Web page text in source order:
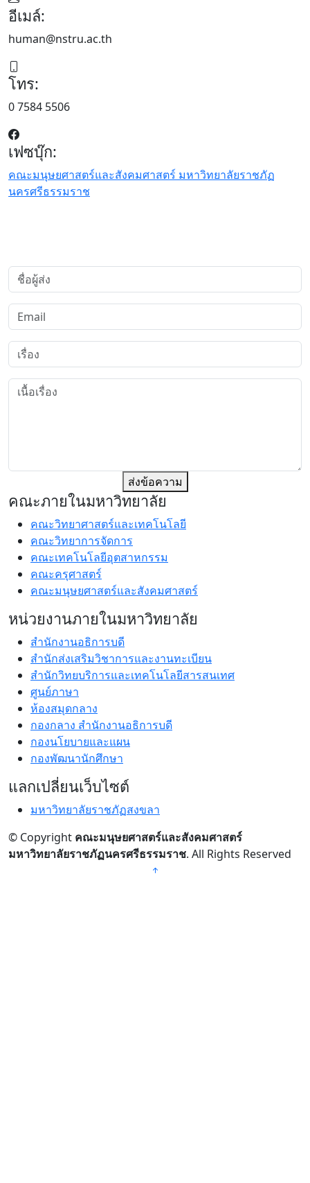
อีเมล์:
human@nstru.ac.th
โทร:
0 7584 5506
เฟซบุ๊ก:
คณะมนุษยศาสตร์และสังคมศาสตร์ มหาวิทยาลัยราชภัฏ
นครศรีธรรมราช
ส่งข้อความ
คณะภายในมหาวิทยาลัย
คณะวิทยาศาสตร์และเทคโนโลยี
คณะวิทยาการจัดการ
คณะเทคโนโลยีอุตสาหกรรม
คณะครุศาสตร์
คณะมนุษยศาสตร์และสังคมศาสตร์
หน่วยงานภายในมหาวิทยาลัย
สำนักงานอธิการบดี
สำนักส่งเสริมวิชาการและงานทะเบียน
สำนักวิทยบริการและเทคโนโลยีสารสนเทศ
ศูนย์ภาษา
ห้องสมุดกลาง
กองกลาง สำนักงานอธิการบดี
กองนโยบายและแผน
กองพัฒนานักศึกษา
แลกเปลี่ยนเว็บไซต์
มหาวิทยาลัยราชภัฏสงขลา
© Copyright คณะมนุษยศาสตร์และสังคมศาสตร์
มหาวิทยาลัยราชภัฏนครศรีธรรมราช. All Rights Reserved